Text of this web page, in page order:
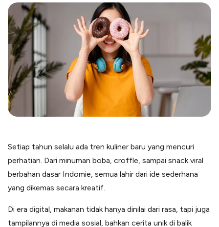
Bayar luar negeri pakai kartu kredit
Kartu Kredit Bisnis
Paper Card
Satu kartu untuk bisnis & personal
Paper Horizon
Kartu korporat expense terlengkap
Kelola Pembayaran Termin Proyek
Health & Beauty
Terima Pembayaran Instan Dan CC
Lainnya
Blog
Kumpulan tips dan informasi bisnis
Setiap tahun selalu ada tren kuliner baru yang mencuri
perhatian. Dari minuman boba, croffle, sampai snack viral
berbahan dasar Indomie, semua lahir dari ide sederhana
yang dikemas secara kreatif.
Di era digital, makanan tidak hanya dinilai dari rasa, tapi juga
tampilannya di media sosial, bahkan cerita unik di balik